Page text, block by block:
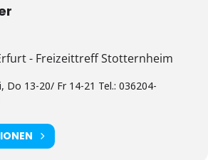
- Freizeittreff Stotternheim
Do 13-20/ Fr 14-21 Tel.: 036204-